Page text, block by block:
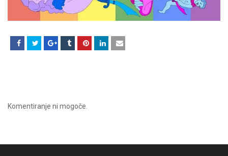
Komentiranje ni mogoče.